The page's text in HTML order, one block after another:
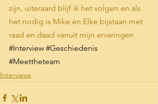
zijn, uiteraard blijf ik het volgen en als
het nodig is Mike en Elke bijstaan met
raad en daad vanuit mijn ervaringen
#Interview #Geschiedenis
#Meettheteam
Interviews